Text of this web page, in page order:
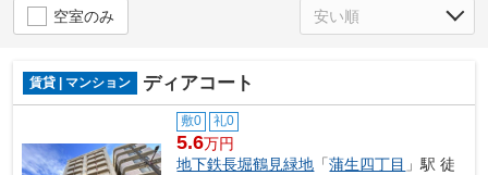
空室のみ
賃貸 | マンション ディアコート
敷0 礼0
5.6万円
地下鉄長堀鶴見緑地 「蒲生四丁目 」駅 徒